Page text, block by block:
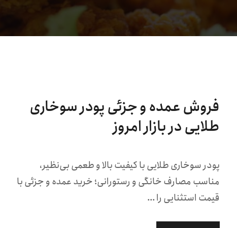
فروش عمده و جزئی پودر سوخاری
طلایی در بازار امروز
پودر سوخاری طلایی با کیفیت بالا و طعمی بی‌نظیر،
مناسب مصارف خانگی و رستورانی؛ خرید عمده و جزئی با
قیمت استثنایی را ...